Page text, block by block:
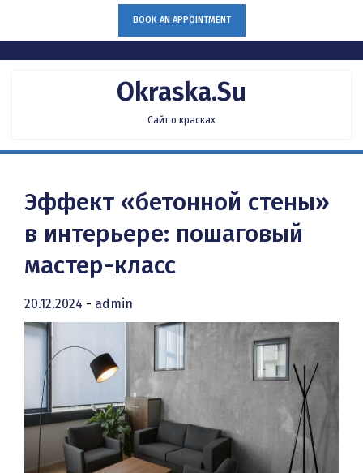
BOOK AN APPOINTMENT
Okraska.su
Сайт о красках
Эффект «бетонной стены»
в интерьере: пошаговый
мастер-класс
20.12.2024 - admin